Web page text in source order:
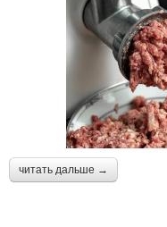
читать дальше →